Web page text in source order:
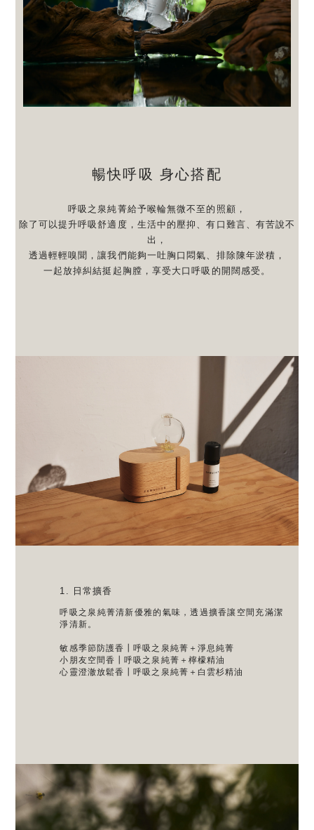
暢快呼吸 身心搭配
呼吸之泉純菁給予喉輪無微不至的照顧，
除了可以提升呼吸舒適度，生活中的壓抑、有口難言、有苦說不
出，
透過輕輕嗅聞，讓我們能夠一吐胸口悶氣、排除陳年淤積，
一起放掉糾結挺起胸膛，享受大口呼吸的開闊感受。
1. 日常擴香
呼吸之泉純菁清新優雅的氣味，透過擴香讓空間充滿潔
淨清新。
敏感季節防護香┃呼吸之泉純菁＋淨息純菁
小朋友空間香┃呼吸之泉純菁＋檸檬精油
心靈澄澈放鬆香┃呼吸之泉純菁＋白雲杉精油